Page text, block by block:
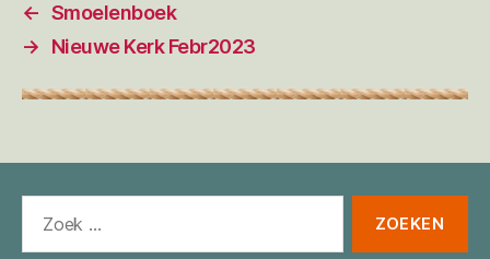
← Smoelenboek
→
Nieuwe Kerk Febr2023
naar: